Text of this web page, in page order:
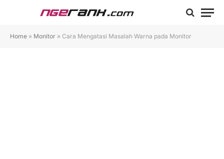
Home » Monitor » Cara Mengatasi Masalah Warna pada Monitor